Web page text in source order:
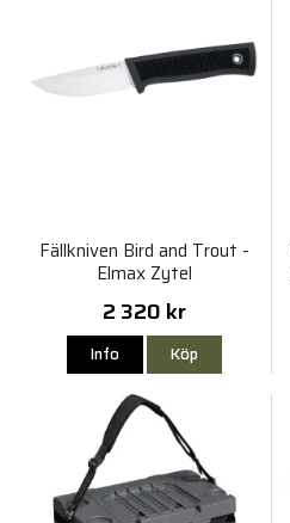
Fällkniven Bird and Trout -
Elmax Zytel
2 320 kr
Info Köp